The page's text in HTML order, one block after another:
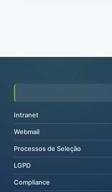
Intranet
Webmail
Processos de Seleção
LGPD
Compliance